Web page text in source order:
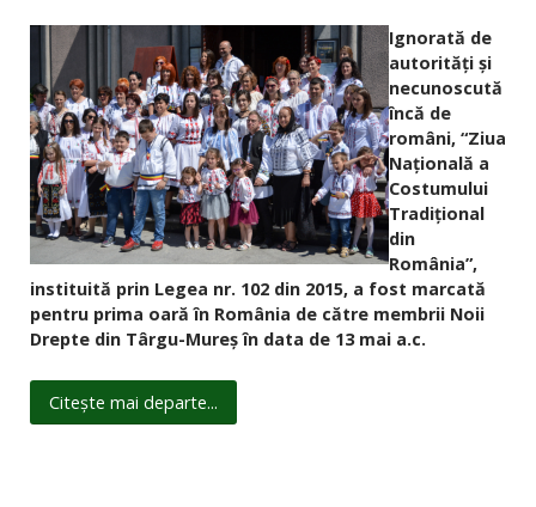
Ignorată de
autorități și
necunoscută
încă de
români, “Ziua
Naţională a
Costumului
Tradiţional
din
România”,
instituită prin Legea nr. 102 din 2015, a fost marcată
pentru prima oară în România de către membrii Noii
Drepte din Târgu-Mureş în data de 13 mai a.c.
Citește mai departe...